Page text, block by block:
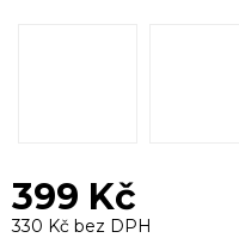
399 Kč
330 Kč bez DPH